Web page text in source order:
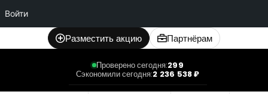
Войти
Разместить акцию Партнёрам
Проверено сегодня:299
Сэкономили сегодня:2 236 538 ₽